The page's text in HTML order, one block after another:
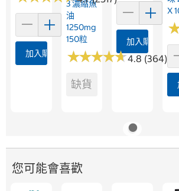
加入購物車
3 濃縮魚
油
1250mg
150粒
★★★★★
★★★★★4.8 (364)
缺貨
加入購物車
X
您可能會喜歡